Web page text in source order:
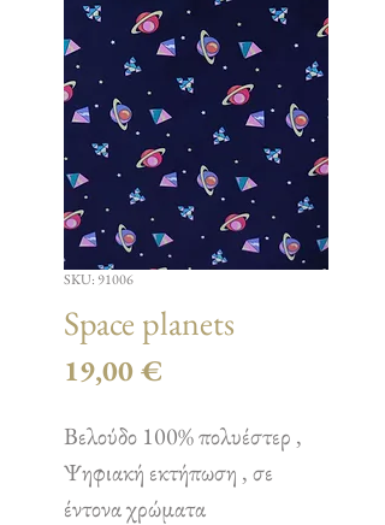
SKU: 91006
Space planets
19,00 €
Βελούδο 100% πολυέστερ ,
Ψηφιακή εκτήπωση , σε
έντονα χρώματα